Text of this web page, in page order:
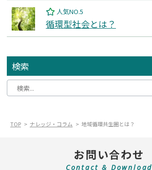
人気NO.5
循環型社会とは？
検索
TOP ナレッジ・コラム 地域循環共生圏とは？
お問い合わせ
Contact & Download